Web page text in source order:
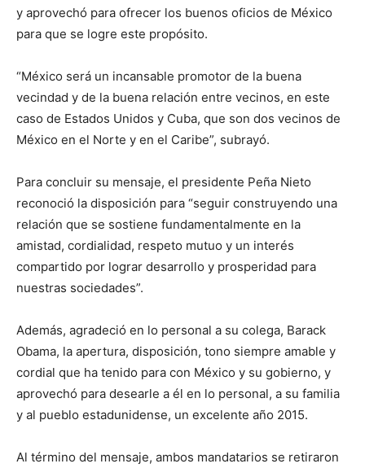
y aprovechó para ofrecer los buenos oficios de México
para que se logre este propósito.
“México será un incansable promotor de la buena
vecindad y de la buena relación entre vecinos, en este
caso de Estados Unidos y Cuba, que son dos vecinos de
México en el Norte y en el Caribe”, subrayó.
Para concluir su mensaje, el presidente Peña Nieto
reconoció la disposición para “seguir construyendo una
relación que se sostiene fundamentalmente en la
amistad, cordialidad, respeto mutuo y un interés
compartido por lograr desarrollo y prosperidad para
nuestras sociedades”.
Además, agradeció en lo personal a su colega, Barack
Obama, la apertura, disposición, tono siempre amable y
cordial que ha tenido para con México y su gobierno, y
aprovechó para desearle a él en lo personal, a su familia
y al pueblo estadunidense, un excelente año 2015.
Al término del mensaje, ambos mandatarios se retiraron